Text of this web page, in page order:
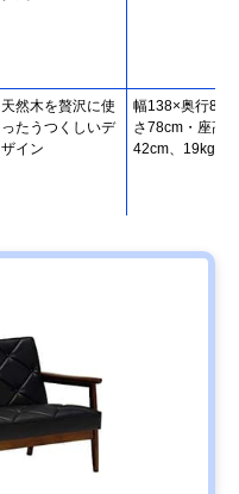
天然木を贅沢に使
ったうつくしいデ
ザイン
幅138×奥行80×
さ78cm・座高
42cm、19kg
ボタン絞りで立体
的な昔のソファデ